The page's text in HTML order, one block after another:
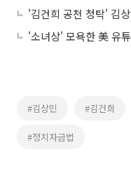
'김건희 공천 청탁' 김
#김상민 #김건희
#정치자금법